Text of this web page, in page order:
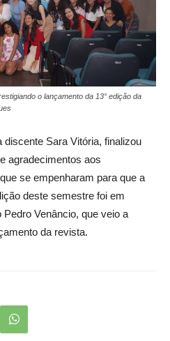
o lançamento da 13° edição da
Sara Vitória, finalizou
agradecimentos aos
se empenharam para que a
deste semestre foi em
Venâncio, que veio a
da revista.